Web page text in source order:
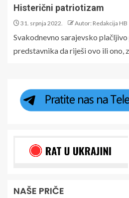
Histerični patriotizam
31. srpnja 2022. Autor: Redakcija HB
Svakodnevno sarajevsko
predstavnika da riješi ovo ili ono,
NAŠE PRIČE